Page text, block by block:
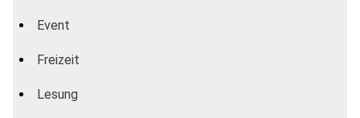
Event
Freizeit
Lesung